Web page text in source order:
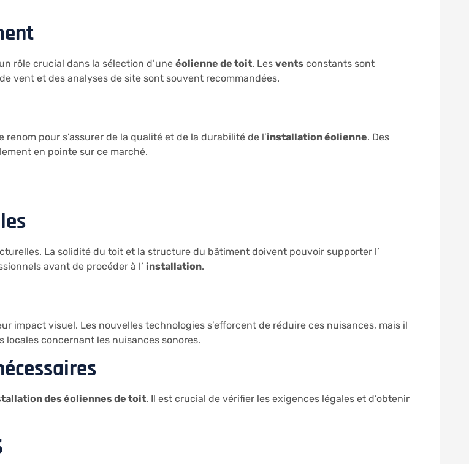
rôle crucial dans la sélection d’une éolienne de toit. Les vents constants sont
vent et des analyses de site sont souvent recommandées.
pour s’assurer de la qualité et de la durabilité de l’installation éolienne. Des
en pointe sur ce marché.
La solidité du toit et la structure du bâtiment doivent pouvoir supporter l’
avant de procéder à l’ installation.
impact visuel. Les nouvelles technologies s’efforcent de réduire ces nuisances, mais il
concernant les nuisances sonores.
des éoliennes de toit. Il est crucial de vérifier les exigences légales et d’obtenir